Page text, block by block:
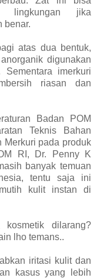
lingkungan jika
benar.
atas dua bentuk,
digunakan
imerkuri
riasan dan
Badan POM
Teknis Bahan
Merkuri pada produk
RI, Dr. Penny K
banyak temuan
tentu saja ini
kulit instan di
kosmetik dilarang?
lho temans..
iritasi kulit dan
kasus yang lebih